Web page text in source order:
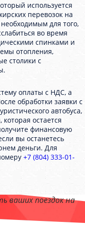
используется
перевозок на
для того,
во время
спинками и
отопления,
столики с
оплаты с НДС, а
обработки заявки с
автобуса,
остается
финансовую
вы останетесь
деньги. Для
+7 (804) 333-01-
ваших поездок на